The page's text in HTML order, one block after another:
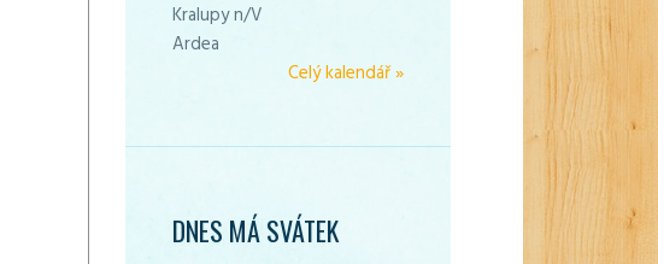
Kralupy n/V
Ardea
Celý kalendář »
DNES MÁ SVÁTEK